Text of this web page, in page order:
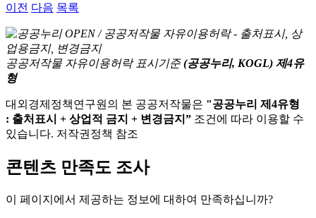
이전 다음 목록
공공저작물 자유이용허락 표시기준 (공공누리, KOGL) 제4유
형
대외경제정책연구원의 본 공공저작물은 "공공누리 제4유형
: 출처표시 + 상업적 금지 + 변경금지” 조건에 따라 이용할 수
있습니다. 저작권정책 참조
콘텐츠 만족도 조사
이 페이지에서 제공하는 정보에 대하여 만족하십니까?